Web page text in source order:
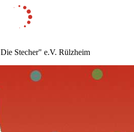
Stecher" e.V. Rülzheim